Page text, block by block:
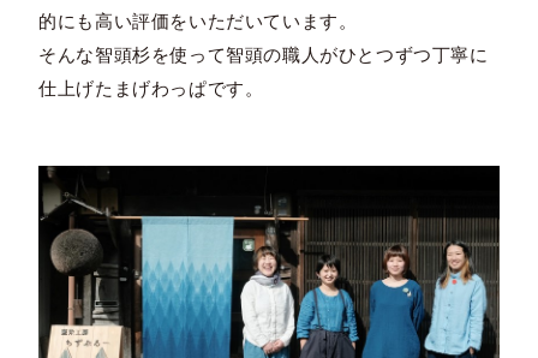
的にも高い評価をいただいています。
そんな智頭杉を使って智頭の職人がひとつずつ丁寧に
仕上げたまげわっぱです。